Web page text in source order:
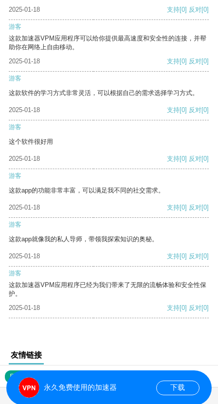
2025-01-18
支持[0] 反对[0]
游客
这款加速器VPM应用程序可以给你提供最高速度和安全性的连接，并帮
助你在网络上自由移动。
2025-01-18
支持[0] 反对[0]
游客
这款软件的学习方式非常灵活，可以根据自己的需求选择学习方式。
2025-01-18 支持[0] 反对[0]
游客
这个软件很好用
2025-01-18 支持[0] 反对[0]
游客
这款app的功能非常丰富，可以满足我不同的社交需求。
2025-01-18 支持[0] 反对[0]
游客
这款app就像我的私人导师，带领我探索知识的奥秘。
2025-01-18 支持[0] 反对[0]
游客
这款加速器VPM应用程序已经为我们带来了无限的流畅体验和安全性保
护。
2025-01-18
支持[0] 反对[0]
友情链接
网站地图
永久免费使用的加速器 下载